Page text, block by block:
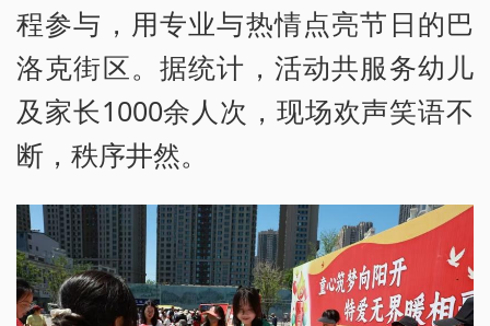
程参与，用专业与热情点亮节日的巴
洛克街区。据统计，活动共服务幼儿
及家长1000余人次，现场欢声笑语不
断，秩序井然。